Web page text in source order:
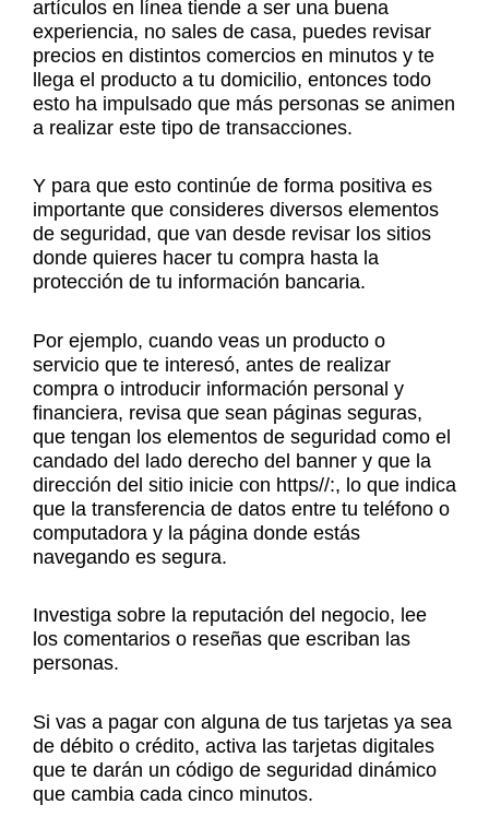
artículos en línea tiende a ser una buena
experiencia, no sales de casa, puedes revisar
precios en distintos comercios en minutos y te
llega el producto a tu domicilio, entonces todo
esto ha impulsado que más personas se animen
a realizar este tipo de transacciones.
Y para que esto continúe de forma positiva es
importante que consideres diversos elementos
de seguridad, que van desde revisar los sitios
donde quieres hacer tu compra hasta la
protección de tu información bancaria.
Por ejemplo, cuando veas un producto o
servicio que te interesó, antes de realizar
compra o introducir información personal y
financiera, revisa que sean páginas seguras,
que tengan los elementos de seguridad como el
candado del lado derecho del banner y que la
dirección del sitio inicie con https//:, lo que indica
que la transferencia de datos entre tu teléfono o
computadora y la página donde estás
navegando es segura.
Investiga sobre la reputación del negocio, lee
los comentarios o reseñas que escriban las
personas.
Si vas a pagar con alguna de tus tarjetas ya sea
de débito o crédito, activa las tarjetas digitales
que te darán un código de seguridad dinámico
que cambia cada cinco minutos.